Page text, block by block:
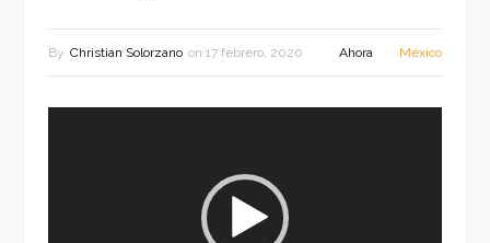
By Christian Solorzano on 17 febrero, 2020 Ahora México